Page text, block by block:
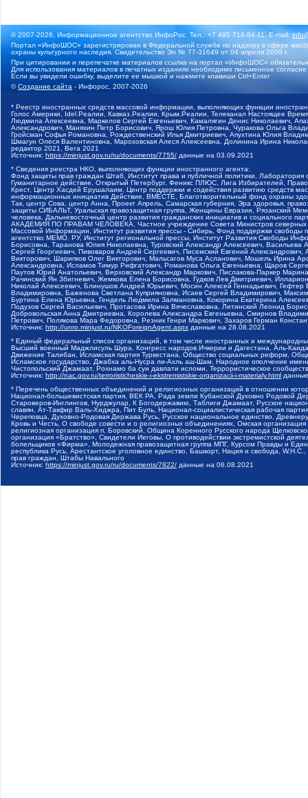
© 2007-2026, Информационное агентство ИнфоРос. Тел.: +7 495 718-84-11, E-mail:
Портал «ИнфоШОС» зарегистрирован в Федеральной службе по надзору в сфере
охраны культурного наследия. Свидетельство Эл № 77-31649 от 04 апреля 2008 г.
При цитировании и перепечатке материалов ссылка на портал «ИнфоШОС»
Для использования материалов в печатных изданиях необходимо письменное
Если вы увидели ошибку, выделите ее мышкой и нажмите клавиши Ctrl+Enter
©Создание сайта - Инфорос, 2007-2026
* Реестр иностранных средств массовой информации, выполняющих функции
Голос Америки, Idel.Реалии, Кавказ.Реалии, Крым.Реалии, Телеканал Настоящее
Людмила Алексеевна, Маркелов Сергей Евгеньевич, Камалягин Денис Николаевич,
Александрович, Маняхин Петр Борисович, Ярош Юлия Петровна, Чуракова Ольга
Гройсман Софья Романовна, Рождественский Илья Дмитриевич, Апухтина Юлия
Шмагун Олеся Валентиновна, Мароховская Алеся Алексеевна, Долинина Ирина
редактор 2021, Вега 2021
Источник: https://minjust.gov.ru/ru/documents/7755/ данные на 03.09.2021
* Сведения реестра НКО, выполняющих функции иностранного агента:
Фонд защиты прав граждан Штаб, Институт права и публичной политики,
Гуманитарное действие, Открытый Петербург, Феникс ПЛЮС, Лига Избирателей,
Крест, Центр Хасдей Ерушалаим, Центр поддержки и содействия развитию средств
информационных инициатив Действие, ВМЕСТЕ, Благотворительный фонд охраны
Так, центр Сова, центр Анна, Проект Апрель, Самарская губерния, Эра здоровья,
защиты СИБАЛЬТ, Уральская правозащитная группа, Женщины Евразии, Рязанский
человека, Дальневосточный центр развития гражданских инициатив и социального
АКАДЕМИЯ ПО ПРАВАМ ЧЕЛОВЕКА, Частное учреждение Совета Министров северных
Массовой Информации, Институт развития прессы - Сибирь, Фонд поддержки
агентство МЕМО. РУ, Институт региональной прессы, Институт Развития Свободы
Борисовна, Таранова Юлия Николаевна, Туровский Александр Алексеевич,
Сергей Георгиевич, Пивоваров Андрей Сергеевич, Писемский Евгений
Викторович, Шарипков Олег Викторович, Мальсагов Муса Асланович, Мошель Ирина
Александровна, Исламов Тимур Рифгатович, Романова Ольга Евгеньевна, Щаров
Паутов Юрий Анатольевич, Верховский Александр Маркович, Пислакова-Паркер
Рачинский Ян Збигневич, Жемкова Елена Борисовна, Гудков Лев Дмитриевич,
Николай Алексеевич, Блинушов Андрей Юрьевич, Мосин Алексей Геннадьевич,
Владимировна, Баженова Светлана Куприяновна, Исаев Сергей Владимирович,
Буртина Елена Юрьевна, Гендель Людмила Залмановна, Кокорина Екатерина
Подузов Сергей Васильевич, Протасова Ирина Вячеславовна, Литинский Леонид
Добровольская Анна Дмитриевна, Королева Александра Евгеньевна, Смирнов
Петрович, Полякова Мара Федоровна, Резник Генри Маркович, Захаров Герман
Источник: http://unro.minjust.ru/NKOForeignAgent.aspx данные на 28.08.2021
* Единый федеральный список организаций, в том числе иностранных и
Высший военный Маджлисуль Шура, Конгресс народов Ичкерии и Дагестана, Аль-
Движение Талибан, Исламская партия Туркестана, Общество социальных реформ,
Исламское государство, Джабха аль-Нусра ли-Ахль аш-Шам, Народное ополчение
Чистопольский Джамаат, Рохнамо ба суи давлати исломи, Террористическое
Источник: http://nac.gov.ru/terroristicheskie-i-ekstremistskie-organizacii-i-materialy.html
* Перечень общественных объединений и религиозных организаций в отношении
Национал-большевистская партия, ВЕК РА, Рада земли Кубанской Духовно Родовой
Староверов-Инглингов, Нурджулар, К Богодержавию, Таблиги Джамаат, Русское
славян, Ат-Такфир Валь-Хиджра, Пит Буль, Национал-социалистическая рабочая
Череповца, Духовно-Родовая Держава Русь, Русское национальное единство,
Кровь и Честь, О свободе совести и о религиозных объединениях, Омская
религиозная организация п. Боровский, Община Коренного Русского народа
организация «Братство», Свидетели Иеговы, О противодействии экстремистской
болельщиков «Фирма», Молодежная правозащитная группа МПГ, Курсом Правды и
республика Русь, Арестантское уголовное единство, Башкорт, Нация и свобода,
прав граждан, Штабы Навального
Источник: https://minjust.gov.ru/ru/documents/7822/ данные на 06.08.2021